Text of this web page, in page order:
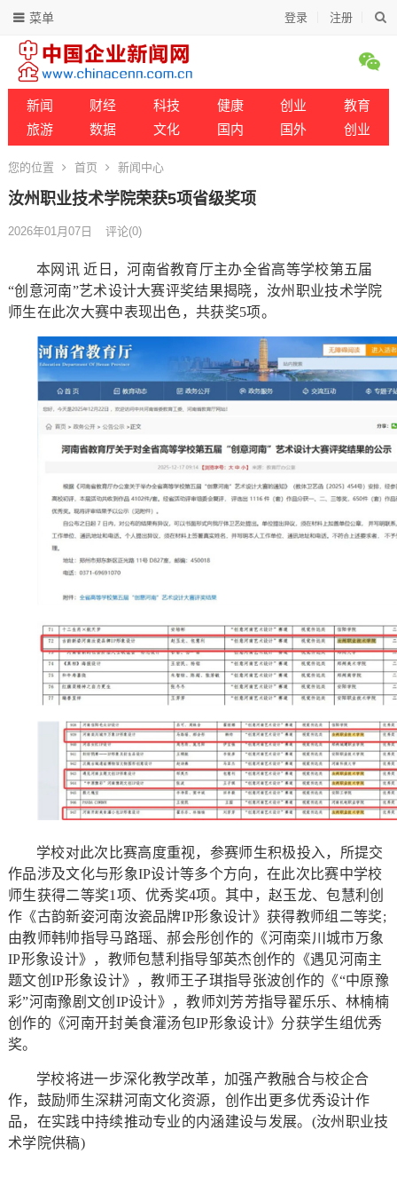
登录 注册
菜单
新闻 财经 科技 健康 创业
教育
旅游
数据 文化 国内 国外 创业
您的位置 首页 新闻中心
汝州职业技术学院荣获5项省级奖项
2026年01月07日 评论(0)
本网讯 近日，河南省教育厅主办全省高等学校第五届
“创意河南”艺术设计大赛评奖结果揭晓，汝州职业技术学院
师生在此次大赛中表现出色，共获奖5项。
学校对此次比赛高度重视，参赛师生积极投入，所提交
作品涉及文化与形象IP设计等多个方向，在此次比赛中学校
师生获得二等奖1项、优秀奖4项。其中，赵玉龙、包慧利创
作《古韵新姿河南汝瓷品牌IP形象设计》获得教师组二等奖;
由教师韩帅指导马路瑶、郝会彤创作的《河南栾川城市万象
IP形象设计》，教师包慧利指导邹英杰创作的《遇见河南主
题文创IP形象设计》，教师王子琪指导张波创作的《“中原豫
彩”河南豫剧文创IP设计》，教师刘芳芳指导翟乐乐、林楠楠
创作的《河南开封美食灌汤包IP形象设计》分获学生组优秀
奖。
学校将进一步深化教学改革，加强产教融合与校企合
作，鼓励师生深耕河南文化资源，创作出更多优秀设计作
品，在实践中持续推动专业的内涵建设与发展。(汝州职业技
术学院供稿)